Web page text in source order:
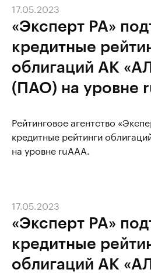
«Эксперт РА»
кредитные
облигаций АК
(ПАО) на уровне
17.05.2023
Рейтинговое агентство
кредитные рейтинги
на уровне ruAAA.
«Эксперт РА»
кредитные
облигаций АК
17.05.2023